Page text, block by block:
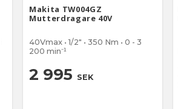
Makita TW004GZ
Mutterdragare 40V
40Vmax • 1/2" • 350 Nm • 0 - 3
200 min⁻¹
2 995 SEK